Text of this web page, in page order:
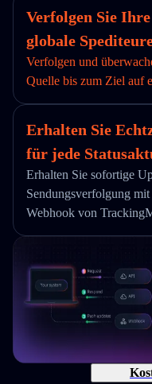
Verfolgen Sie
globale
Verfolgen und
Quelle bis zum Ziel auf
Erhalten Sie
für jede
Erhalten Sie sofortige
Sendungsverfolgung
Webhook von